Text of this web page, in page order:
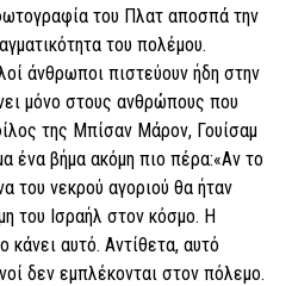
του Πλατ αποσπά την
του πολέμου.
άνθρωποι πιστεύουν ήδη στην
μόνο στους ανθρώπους που
της Μπίσαν Μάρον, Γουίσαμ
ένα βήμα ακόμη πιο πέρα:«Αν το
του νεκρού αγοριού θα ήταν
του Ισραήλ στον κόσμο. Η
αυτό. Αντίθετα, αυτό
δεν εμπλέκονται στον πόλεμο.